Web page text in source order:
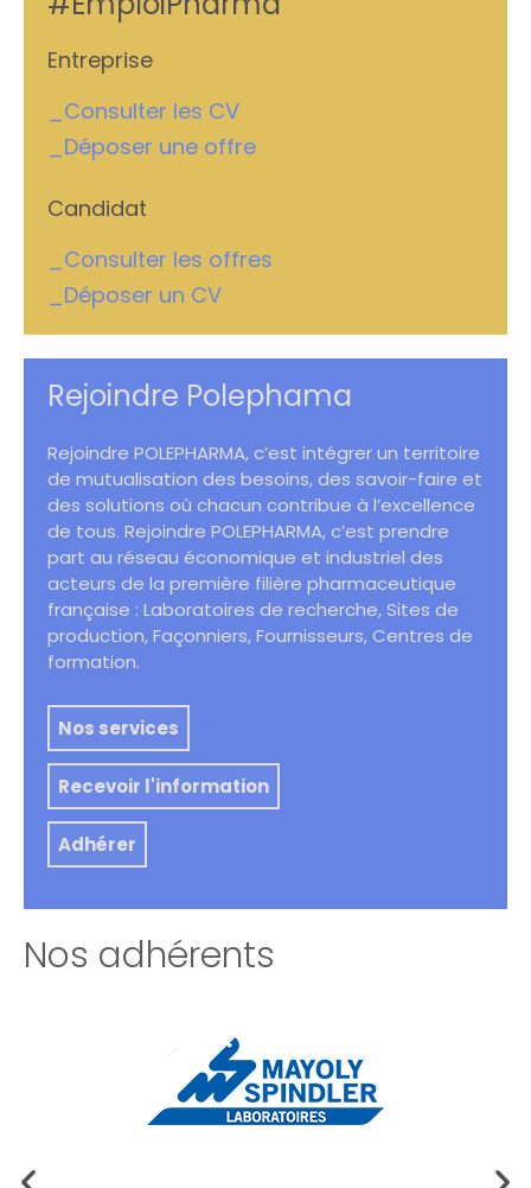
Entreprise
_Consulter les CV
_Déposer une offre
Candidat
_Consulter les offres
_Déposer un CV
Rejoindre Polephama
Rejoindre POLEPHARMA, c’est intégrer un territoire
de mutualisation des besoins, des savoir-faire et
des solutions où chacun contribue à l’excellence
de tous. Rejoindre POLEPHARMA, c’est prendre
part au réseau économique et industriel des
acteurs de la première filière pharmaceutique
française : Laboratoires de recherche, Sites de
production, Façonniers, Fournisseurs, Centres de
formation.
Nos services
Recevoir l'information
Adhérer
Nos adhérents